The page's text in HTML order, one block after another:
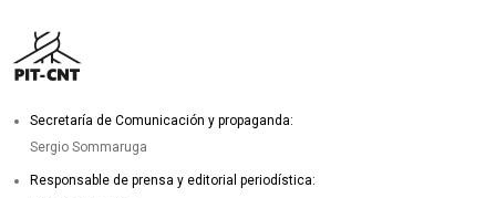
Secretaría de Comunicación y propaganda:
Sergio Sommaruga
Responsable de prensa y editorial periodística: